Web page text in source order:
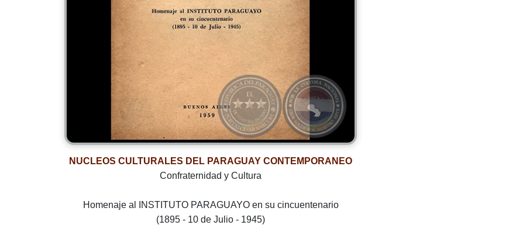
NUCLEOS CULTURALES DEL PARAGUAY CONTEMPORANEO
Confraternidad y Cultura
Homenaje al INSTITUTO PARAGUAYO en su cincuentenario
(1895 - 10 de Julio - 1945)